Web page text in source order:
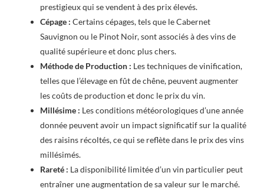
prestigieux qui se vendent à des prix élevés.
Cépage : Certains cépages, tels que le Cabernet
Sauvignon ou le Pinot Noir, sont associés à des vins de
qualité supérieure et donc plus chers.
Méthode de Production : Les techniques de vinification,
telles que l’élevage en fût de chêne, peuvent augmenter
les coûts de production et donc le prix du vin.
Millésime : Les conditions météorologiques d’une année
donnée peuvent avoir un impact significatif sur la qualité
des raisins récoltés, ce qui se reflète dans le prix des vins
millésimés.
Rareté : La disponibilité limitée d’un vin particulier peut
entraîner une augmentation de sa valeur sur le marché.